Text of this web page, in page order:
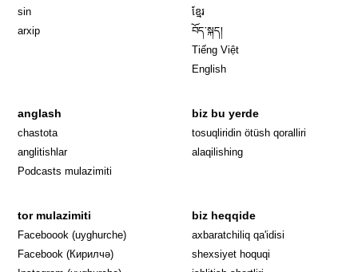
sin
arxip
ខ្មែរ
བོད་སྐད།
Tiếng Việt
English
anglash
chastota
anglitishlar
Podcasts mulazimiti
biz bu yerde
tosuqliridin ötüsh qoralliri
alaqilishing
tor mulazimiti
Faceboook (uyghurche) Opens in new window
Facebook (Кирилчә) Opens in new window
Opens in new window
biz heqqide
axbaratchiliq qa'idisi
shexsiyet hoquqi